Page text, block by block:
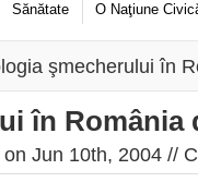
Sănătate O Naţiune
şmecherului în
în România
on Jun 10th, 2004 //